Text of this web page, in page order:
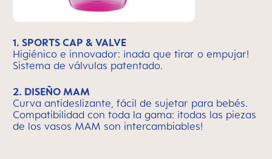
1. SPORTS CAP & VALVE
Higiénico e innovador: ¡nada que tirar o empujar!
Sistema de válvulas patentado.
2. DISEÑO MAM
Curva antideslizante, fácil de sujetar para bebés.
Compatibilidad con toda la gama: ¡todas las piezas
de los vasos MAM son intercambiables!